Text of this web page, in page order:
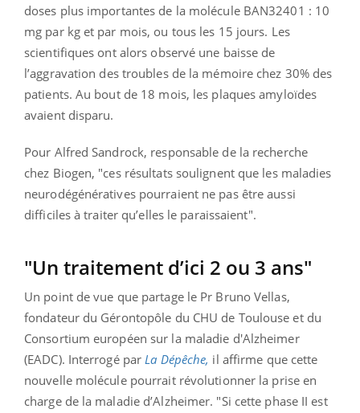
doses plus importantes de la molécule BAN32401 : 10
mg par kg et par mois, ou tous les 15 jours. Les
scientifiques ont alors observé une baisse de
l’aggravation des troubles de la mémoire chez 30% des
patients. Au bout de 18 mois, les plaques amyloïdes
avaient disparu.
Pour Alfred Sandrock, responsable de la recherche
chez Biogen, "ces résultats soulignent que les maladies
neurodégénératives pourraient ne pas être aussi
difficiles à traiter qu’elles le paraissaient".
"Un traitement d’ici 2 ou 3 ans"
Un point de vue que partage le Pr Bruno Vellas,
fondateur du Gérontopôle du CHU de Toulouse et du
Consortium européen sur la maladie d'Alzheimer
(EADC). Interrogé parLa Dépêche, il affirme que cette
nouvelle molécule pourrait révolutionner la prise en
charge de la maladie d’Alzheimer. "Si cette phase II est